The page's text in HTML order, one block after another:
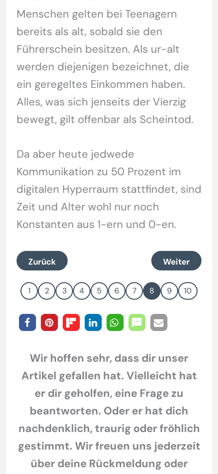
Menschen gelten bei Teenagern
bereits als alt, sobald sie den
Führerschein besitzen. Als ur-alt
werden diejenigen bezeichnet, die
ein geregeltes Einkommen haben.
Alles, was sich jenseits der Vierzig
bewegt, gilt offenbar als Scheintod.
Da aber heute jedwede
Kommunikation zu 50 Prozent im
digitalen Hyperraum stattfindet, sind
Zeit und Alter wohl nur noch
Konstanten aus 1-ern und 0-en.
Zurück Weiter
1 2 3 4 5 6 7 8 9 10
Wir hoffen sehr, dass dir unser
Artikel gefallen hat. Vielleicht hat
er dir geholfen, eine Frage zu
beantworten. Oder er hat dich
nachdenklich, traurig oder fröhlich
gestimmt. Wir freuen uns jederzeit
über deine Rückmeldung oder